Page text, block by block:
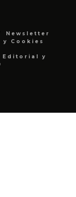
Newsletter
Cookies
Editorial y